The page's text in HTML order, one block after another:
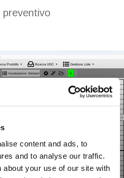
content and ads, to
and to analyse our traffic.
about your use of our site with
preventivo